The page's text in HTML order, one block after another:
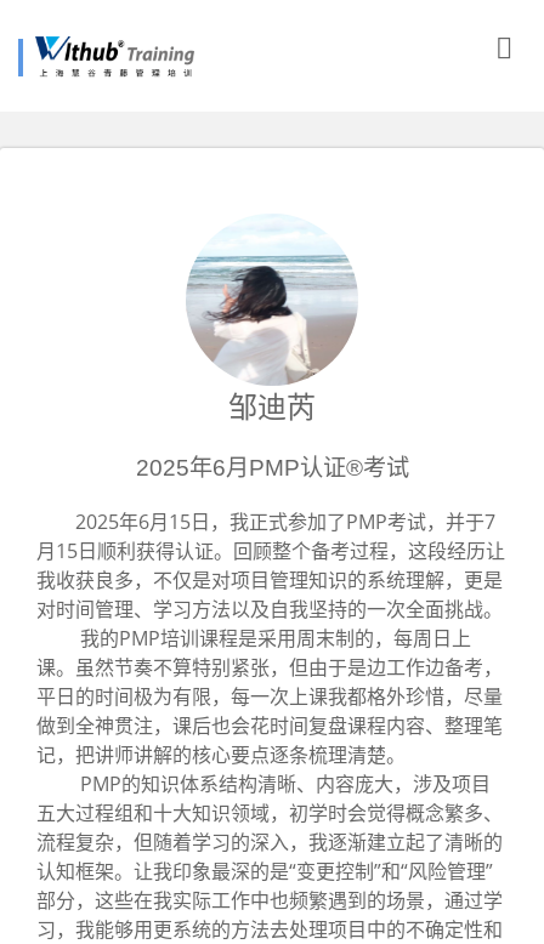
邹迪芮
2025年6月PMP认证®考试
2025年6月15日，我正式参加了PMP考试，并于7
月15日顺利获得认证。回顾整个备考过程，这段经历让
我收获良多，不仅是对项目管理知识的系统理解，更是
对时间管理、学习方法以及自我坚持的一次全面挑战。
我的PMP培训课程是采用周末制的，每周日上
课。虽然节奏不算特别紧张，但由于是边工作边备考，
平日的时间极为有限，每一次上课我都格外珍惜，尽量
做到全神贯注，课后也会花时间复盘课程内容、整理笔
记，把讲师讲解的核心要点逐条梳理清楚。
PMP的知识体系结构清晰、内容庞大，涉及项目
五大过程组和十大知识领域，初学时会觉得概念繁多、
流程复杂，但随着学习的深入，我逐渐建立起了清晰的
认知框架。让我印象最深的是“变更控制”和“风险管理”
部分，这些在我实际工作中也频繁遇到的场景，通过学
习，我能够用更系统的方法去处理项目中的不确定性和